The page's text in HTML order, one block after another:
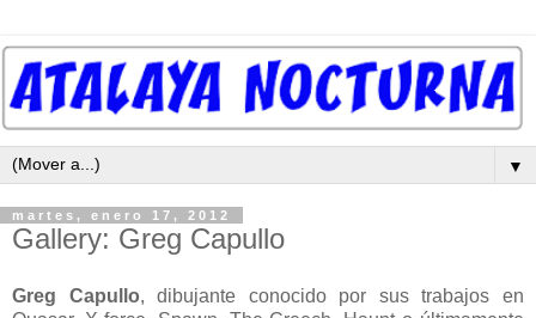
▼
martes, enero 17, 2012
Gallery: Greg Capullo
Greg Capullo, dibujante conocido por sus trabajos en